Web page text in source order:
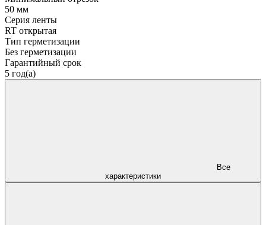
50 мм
Серия ленты
RT открытая
Тип герметизации
Без герметизации
Гарантийный срок
5 год(а)
характеристики